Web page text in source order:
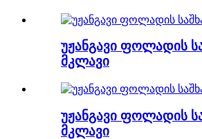
უჟანგავი ფოლადის
მკლავი
უჟანგავი ფოლადის
მკლავი